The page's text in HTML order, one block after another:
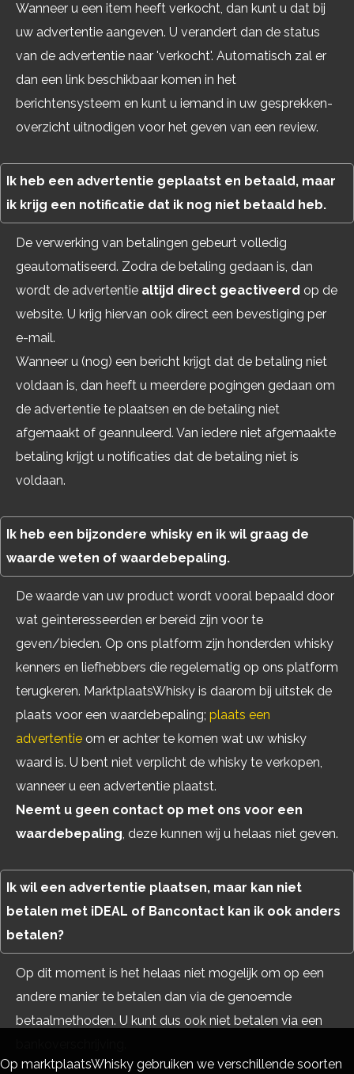
Wanneer u een item heeft verkocht, dan kunt u dat bij
uw advertentie aangeven. U verandert dan de status
van de advertentie naar 'verkocht'. Automatisch zal er
dan een link beschikbaar komen in het
berichtensysteem en kunt u iemand in uw gesprekken-
overzicht uitnodigen voor het geven van een review.
Ik heb een advertentie geplaatst en betaald, maar
ik krijg een notificatie dat ik nog niet betaald heb.
De verwerking van betalingen gebeurt volledig
geautomatiseerd. Zodra de betaling gedaan is, dan
wordt de advertentie altijd direct geactiveerd op de
website. U krijg hiervan ook direct een bevestiging per
e-mail.
Wanneer u (nog) een bericht krijgt dat de betaling niet
voldaan is, dan heeft u meerdere pogingen gedaan om
de advertentie te plaatsen en de betaling niet
afgemaakt of geannuleerd. Van iedere niet afgemaakte
betaling krijgt u notificaties dat de betaling niet is
voldaan.
Ik heb een bijzondere whisky en ik wil graag de
waarde weten of waardebepaling.
De waarde van uw product wordt vooral bepaald door
wat geïnteresseerden er bereid zijn voor te
geven/bieden. Op ons platform zijn honderden whisky
kenners en liefhebbers die regelematig op ons platform
terugkeren. MarktplaatsWhisky is daarom bij uitstek de
plaats voor een waardebepaling; plaats een
advertentie om er achter te komen wat uw whisky
waard is. U bent niet verplicht de whisky te verkopen,
wanneer u een advertentie plaatst.
Neemt u geen contact op met ons voor een
waardebepaling, deze kunnen wij u helaas niet geven.
Ik wil een advertentie plaatsen, maar kan niet
betalen met iDEAL of Bancontact kan ik ook anders
betalen?
Op dit moment is het helaas niet mogelijk om op een
andere manier te betalen dan via de genoemde
betaalmethoden. U kunt dus ook niet betalen via een
Op marktplaatsWhisky gebruiken we verschillende soorten